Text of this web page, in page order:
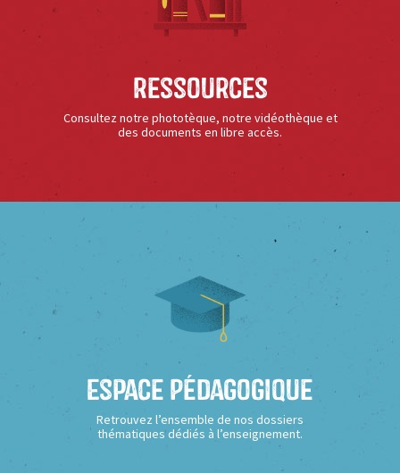
Ressources
Consultez notre phototèque, notre vidéothèque et
des documents en libre accès.
Espace Pédagogique
Retrouvez l’ensemble de nos dossiers
thématiques dédiés à l’enseignement.